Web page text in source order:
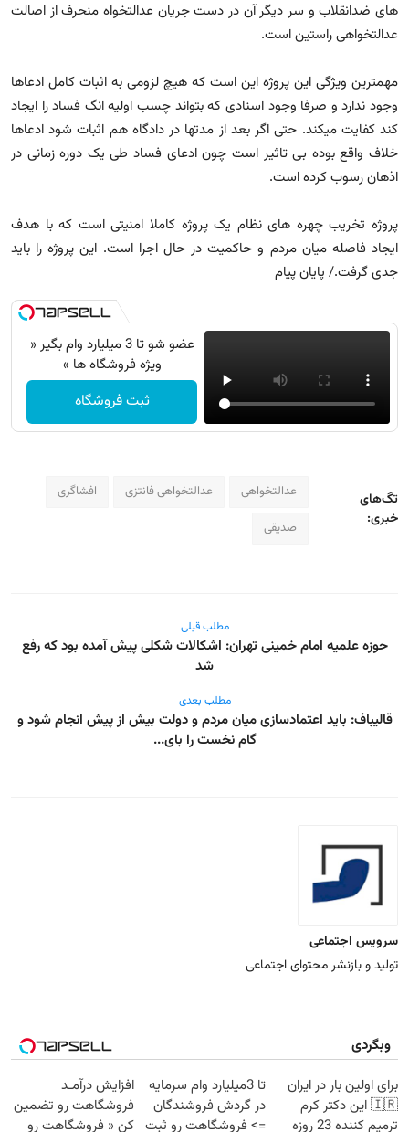
های ضدانقلاب و سر دیگر آن در دست جریان عدالتخواه منحرف از اصالت
عدالتخواهی راستین است.
مهمترین ویژگی این پروژه این است که هیچ لزومی به اثبات کامل ادعاها
وجود ندارد و صرفا وجود اسنادی که بتواند چسب اولیه انگ فساد را ایجاد
کند کفایت میکند. حتی اگر بعد از مدتها در دادگاه هم اثبات شود ادعاها
خلاف واقع بوده بی تاثیر است چون ادعای فساد طی یک دوره زمانی در
اذهان رسوب کرده است.
پروژه تخریب چهره های نظام یک پروژه کاملا امنیتی است که با هدف
ایجاد فاصله میان مردم و حاکمیت در حال اجرا است. این پروژه را باید
جدی گرفت./ پایان پیام
عضو شو تا 3 میلیارد وام بگیر «
ویژه فروشگاه ها »
ثبت فروشگاه
تگ‌های
خبری:
عدالتخواهی عدالتخواهی فانتزی
افشاگری
صدیقی
مطلب قبلی
حوزه علمیه امام خمینی تهران: اشکالات شکلی پیش آمده بود که رفع
شد
مطلب بعدی
قالیباف: باید اعتمادسازی میان مردم و دولت بیش از پیش انجام شود و
گام نخست را بای...
سرویس اجتماعی
تولید و بازنشر محتوای اجتماعی
وبگردی
برای اولین بار در ایران
🇮🇷 این دکتر کرم
ترمیم کننده 23 روزه
تا 3میلیارد وام سرمایه
در گردش فروشندگان
=> فروشگاهت رو ثبت
افزایش درآمـد
فروشگاهت رو تضمین
کن « فروشگاهت رو